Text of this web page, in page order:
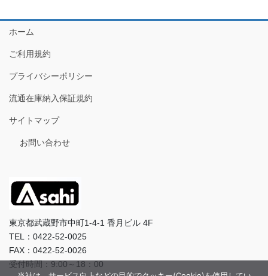
ホーム
ご利用規約
プライバシーポリシー
流通在庫納入保証規約
サイトマップ
お問い合わせ
東京都武蔵野市中町1-4-1 香月ビル 4F
TEL：0422-52-0025
FAX：0422-52-0026
受付時間：9:00～18：00